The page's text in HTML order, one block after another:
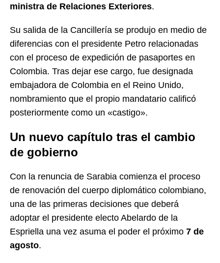
ministra de Relaciones Exteriores.
Su salida de la Cancillería se produjo en medio de
diferencias con el presidente Petro relacionadas
con el proceso de expedición de pasaportes en
Colombia. Tras dejar ese cargo, fue designada
embajadora de Colombia en el Reino Unido,
nombramiento que el propio mandatario calificó
posteriormente como un «castigo».
Un nuevo capítulo tras el cambio
de gobierno
Con la renuncia de Sarabia comienza el proceso
de renovación del cuerpo diplomático colombiano,
una de las primeras decisiones que deberá
adoptar el presidente electo Abelardo de la
Espriella una vez asuma el poder el próximo 7 de
agosto.